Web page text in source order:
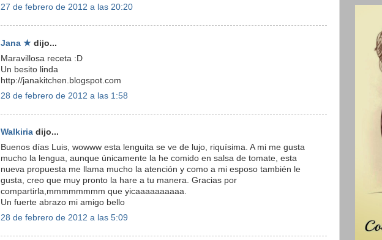
27 de febrero de 2012 a las 20:20
Jana ★ dijo...
Maravillosa receta :D
Un besito linda
http://janakitchen.blogspot.com
28 de febrero de 2012 a las 1:58
Walkiria dijo...
Buenos días Luis, wowww esta lenguita se ve de lujo, riquísima. A mi me gusta
mucho la lengua, aunque únicamente la he comido en salsa de tomate, esta
nueva propuesta me llama mucho la atención y como a mi esposo también le
gusta, creo que muy pronto la hare a tu manera. Gracias por
compartirla,mmmmmmmm que yicaaaaaaaaaa.
Un fuerte abrazo mi amigo bello
28 de febrero de 2012 a las 5:09